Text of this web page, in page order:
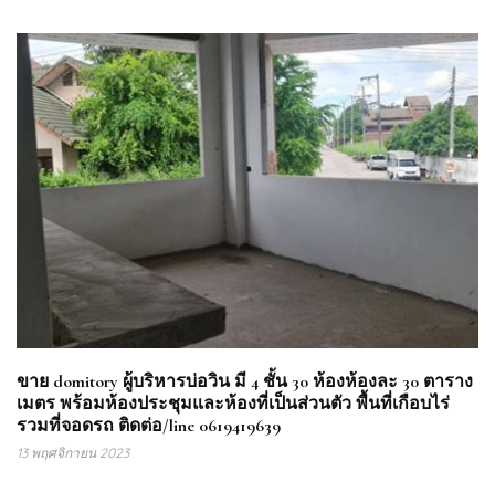
ขาย domitory ผู้บริหารบ่อวิน มี 4 ชั้น 30 ห้องห้องละ 30 ตาราง
เมตร พร้อมห้องประชุมและห้องที่เป็นส่วนตัว พื้นที่เกือบไร่
รวมที่จอดรถ ติดต่อ/line 0619419639
13 พฤศจิกายน 2023